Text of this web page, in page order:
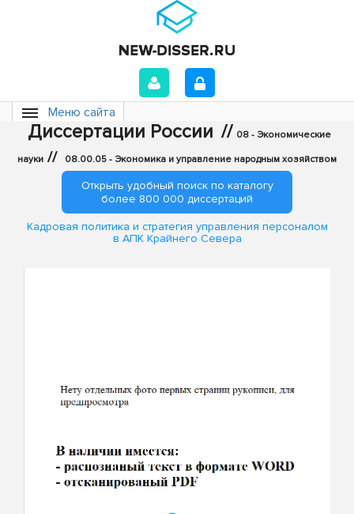
Меню сайта
Диссертации России // 08 - Экономические
науки // 08.00.05 - Экономика и управление народным хозяйством
Открыть удобный поиск по каталогу
более 800 000 диссертаций
Кадровая политика и стратегия управления персоналом
в АПК Крайнего Севера